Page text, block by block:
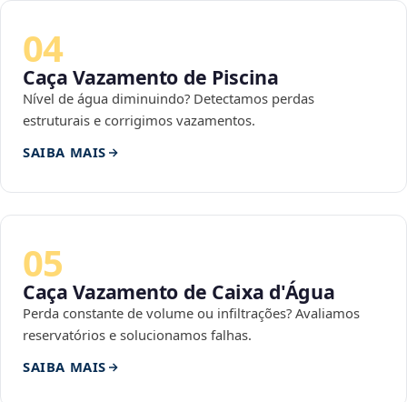
04
Caça Vazamento de Piscina
Nível de água diminuindo? Detectamos perdas
estruturais e corrigimos vazamentos.
SAIBA MAIS
05
Caça Vazamento de Caixa d'Água
Perda constante de volume ou infiltrações? Avaliamos
reservatórios e solucionamos falhas.
SAIBA MAIS